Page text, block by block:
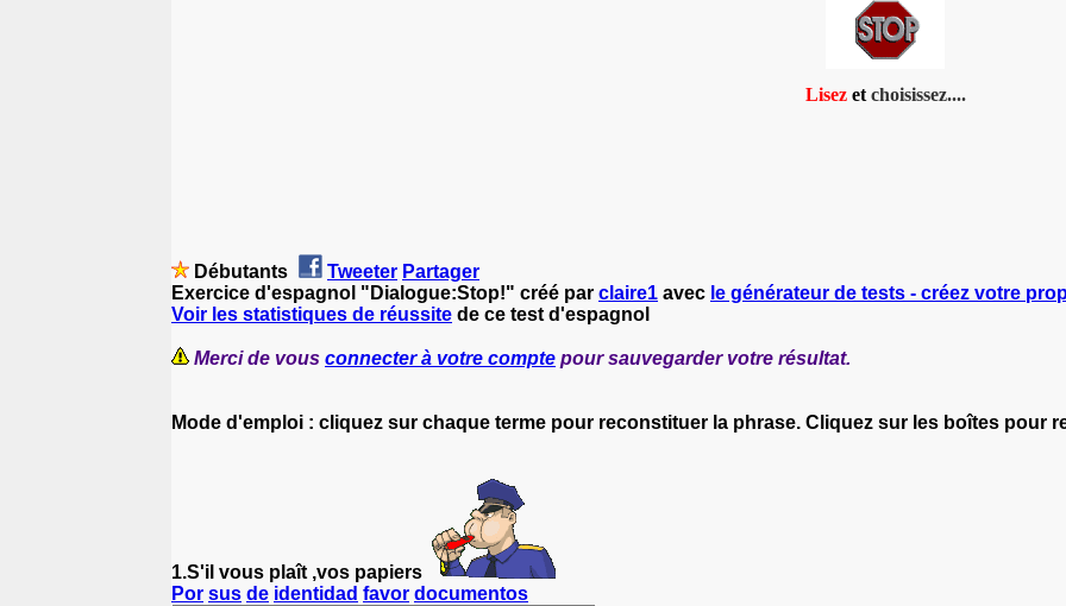
Lisezet choisissez....
Débutants Tweeter Partager
Exercice d'espagnol "Dialogue:Stop!" créé par claire1 avec le générateur de tests - créez votre
Voir les statistiques de réussite de ce test d'espagnol
Merci de vous connecter à votre compte pour sauvegarder votre résultat.
Mode d'emploi : cliquez sur chaque terme pour reconstituer la phrase. Cliquez sur les boîtes pour
1.S'il vous plaît ,vos papiers
Por sus de identidad favor documentos